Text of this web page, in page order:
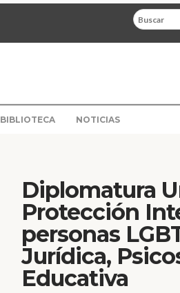
BIBLIOTECA NOTICIAS
Diplomatura
Protección
personas
Jurídica,
Educativa